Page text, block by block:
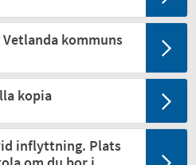
kommuns
kopia
inflyttning. Plats